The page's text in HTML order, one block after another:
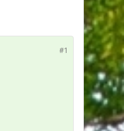
#1